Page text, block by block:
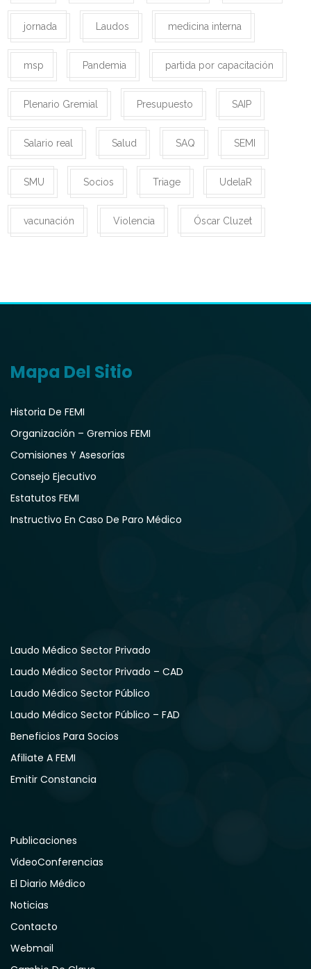
jornada Laudos medicina interna
msp Pandemia partida por capacitación
Plenario Gremial Presupuesto SAIP
Salario real Salud SAQ SEMI
SMU Socios Triage UdelaR
vacunación Violencia Óscar Cluzet
Mapa Del Sitio
Historia De FEMI
Organización – Gremios FEMI
Comisiones Y Asesorías
Consejo Ejecutivo
Estatutos FEMI
Instructivo En Caso De Paro Médico
Laudo Médico Sector Privado
Laudo Médico Sector Privado – CAD
Laudo Médico Sector Público
Laudo Médico Sector Público – FAD
Beneficios Para Socios
Afiliate A FEMI
Emitir Constancia
Publicaciones
VideoConferencias
El Diario Médico
Noticias
Contacto
Webmail